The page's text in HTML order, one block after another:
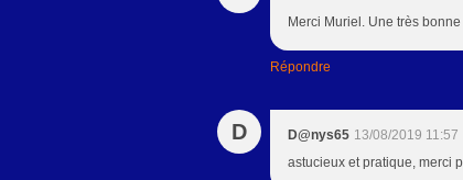
Merci Muriel. Une très
Répondre
D D@nys65 13/08/2019 11:57
astucieux et pratique, merci